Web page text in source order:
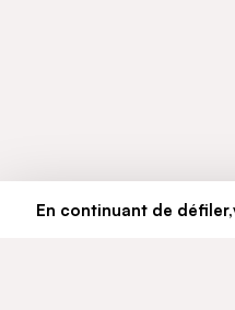
En continuant de défiler,